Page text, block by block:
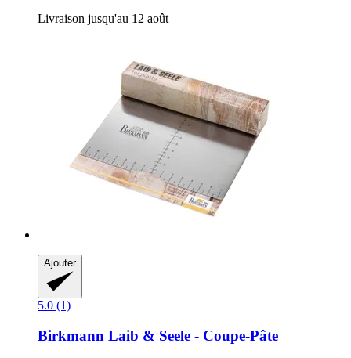
Livraison jusqu'au 12 août
Ajouter
5.0 (1)
Birkmann Laib & Seele -​ Coupe-​Pâte